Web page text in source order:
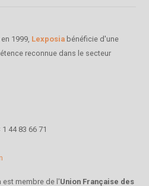
1999, Lexposiabénéficie d'une
reconnue dans le secteur
44 83 66 71
est membre de l'Union Française des